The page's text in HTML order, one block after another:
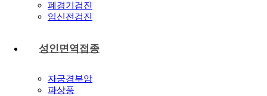
폐경기검진
임신전검진
성인면역접종
자궁경부암
파상풍